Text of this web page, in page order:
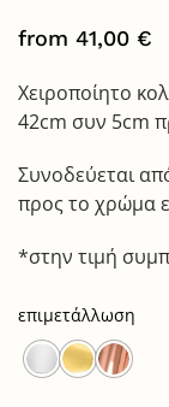
from 41,00 €
Χειροποίητο
42cm συν 5cm
Συνοδεύεται
προς το χρώμα
*στην τιμή
επιμετάλλωση